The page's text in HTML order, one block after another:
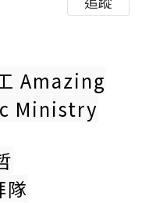
Amazing
Ministry
隊